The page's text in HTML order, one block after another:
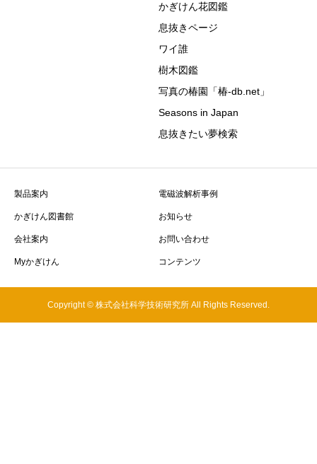
かぎけん花図鑑
息抜きページ
ワイ誰
樹木図鑑
写真の椿園「椿-db.net」
Seasons in Japan
息抜きたい夢検索
製品案内 電磁波解析事例
かぎけん図書館 お知らせ
会社案内 お問い合わせ
Myかぎけん コンテンツ
Copyright © 株式会社科学技術研究所 All Rights Reserved.